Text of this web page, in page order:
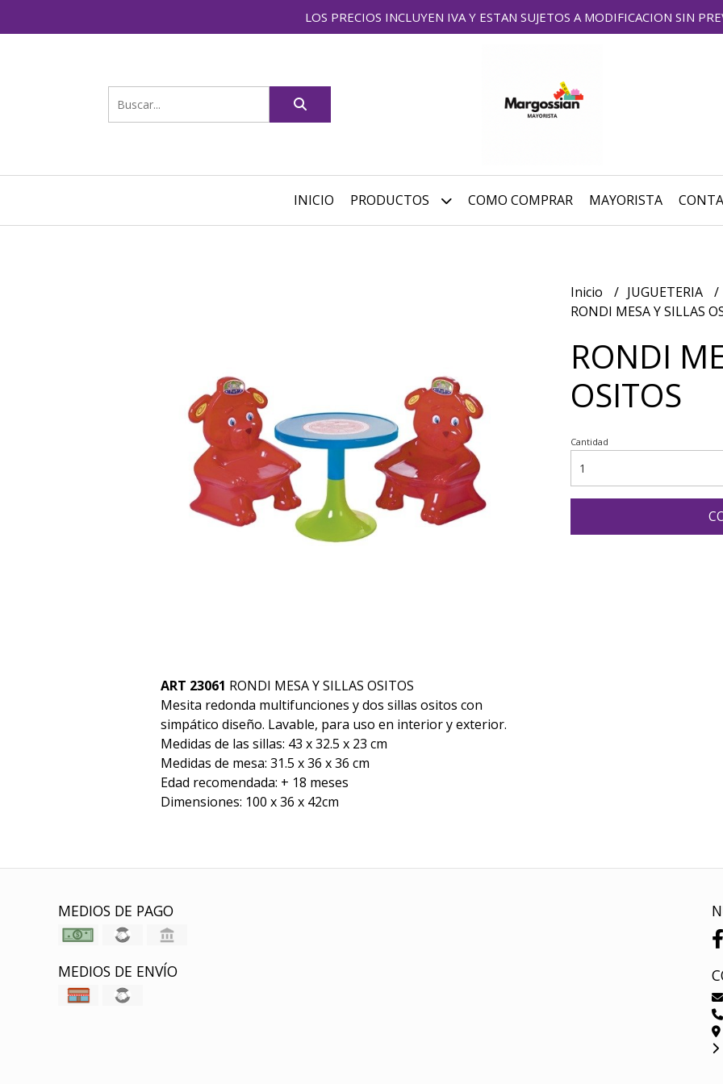
LOS PRECIOS INCLUYEN IVA Y ESTAN SUJETOS A MODIFICACION SIN
INICIO PRODUCTOS COMO COMPRAR MAYORISTA
ART 23061 RONDI MESA Y SILLAS OSITOS
Mesita redonda multifunciones y dos sillas ositos con
simpático diseño. Lavable, para uso en interior y exterior.
Medidas de las sillas: 43 x 32.5 x 23 cm
​Medidas de mesa: 31.5 x 36 x 36 cm
Edad recomendada: + 18 meses
Dimensiones: 100 x 36 x 42cm
Inicio JUGUETERIA
RONDI MESA Y SILLAS
RONDI
OSITOS
Cantidad
MEDIOS DE PAGO
MEDIOS DE ENVÍO